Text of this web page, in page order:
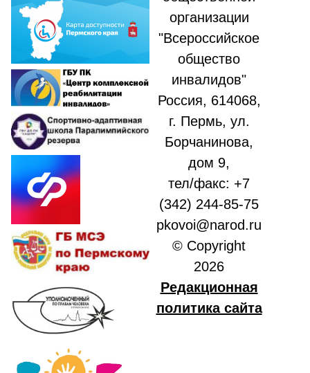
организации
"Всероссийское
общество
инвалидов"
Россия, 614068,
г. Пермь, ул.
Борчанинова,
дом 9,
тел/факс: +7
(342) 244-85-75
pkovoi@narod.ru
© Copyright
2026
Редакционная
политика сайта